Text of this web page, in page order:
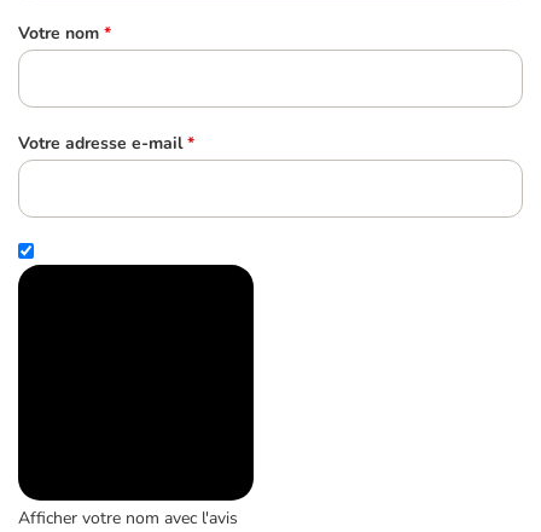
Votre nom *
Votre adresse e-mail *
Afficher votre nom avec l'avis